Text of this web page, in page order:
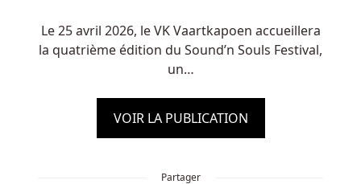
Le 25 avril 2026, le VK Vaartkapoen accueillera
la quatrième édition du Sound’n Souls Festival,
un…
VOIR LA PUBLICATION
Partager